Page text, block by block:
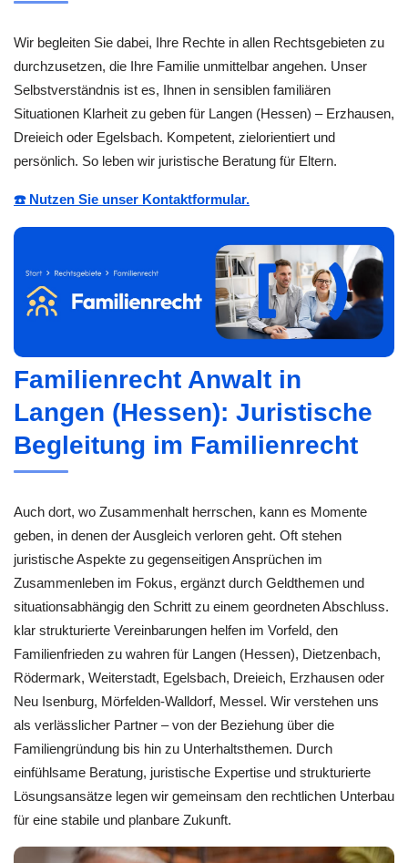
Wir begleiten Sie dabei, Ihre Rechte in allen Rechtsgebieten zu
durchzusetzen, die Ihre Familie unmittelbar angehen. Unser
Selbstverständnis ist es, Ihnen in sensiblen familiären
Situationen Klarheit zu geben für Langen (Hessen) – Erzhausen,
Dreieich oder Egelsbach. Kompetent, zielorientiert und
persönlich. So leben wir juristische Beratung für Eltern.
☎️ Nutzen Sie unser Kontaktformular.
Familienrecht Anwalt in
Langen (Hessen): Juristische
Begleitung im Familienrecht
Auch dort, wo Zusammenhalt herrschen, kann es Momente
geben, in denen der Ausgleich verloren geht. Oft stehen
juristische Aspekte zu gegenseitigen Ansprüchen im
Zusammenleben im Fokus, ergänzt durch Geldthemen und
situationsabhängig den Schritt zu einem geordneten Abschluss.
klar strukturierte Vereinbarungen helfen im Vorfeld, den
Familienfrieden zu wahren für Langen (Hessen), Dietzenbach,
Rödermark, Weiterstadt, Egelsbach, Dreieich, Erzhausen oder
Neu Isenburg, Mörfelden-Walldorf, Messel. Wir verstehen uns
als verlässlicher Partner – von der Beziehung über die
Familiengründung bis hin zu Unterhaltsthemen. Durch
einfühlsame Beratung, juristische Expertise und strukturierte
Lösungsansätze legen wir gemeinsam den rechtlichen Unterbau
für eine stabile und planbare Zukunft.